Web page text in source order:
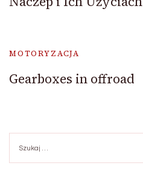
MOTORYZACJA
Gearboxes in offroad